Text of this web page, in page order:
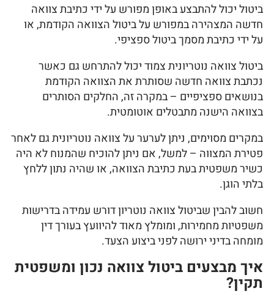
ביטול יכול להתבצע באופן מפורש על ידי כתיבת צוואה
חדשה המצהירה במפורש על ביטול הצוואה הקודמת, או
על ידי כתיבת מסמך ביטול ספציפי.
ביטול צוואה נוטריונית צמוד יכול להתרחש גם כאשר
נכתבת צוואה חדשה שסותרת את הצוואה הקודמת
בנושאים ספציפיים – במקרה זה, החלקים הסותרים
בצוואה הישנה מתבטלים אוטומטית.
במקרים מסוימים, ניתן לערער על צוואה נוטריונית גם לאחר
פטירת המצווה – למשל, אם ניתן להוכיח שהמנוח לא היה
כשיר משפטית בעת כתיבת הצוואה, או שהיה נתון ללחץ
בלתי הוגן.
חשוב להבין שביטול צוואה נוטריון דורש עמידה בדרישות
משפטיות מחמירות, ומומלץ מאוד להיוועץ בעורך דין
מומחה בדיני ירושה לפני ביצוע הצעד.
איך מבצעים ביטול צוואה נכון ומשפטית
תקין?